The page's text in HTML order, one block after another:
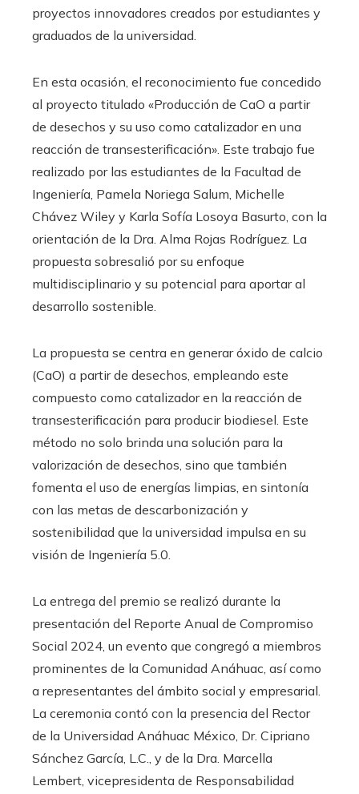
proyectos innovadores creados por estudiantes y
graduados de la universidad.
En esta ocasión, el reconocimiento fue concedido
al proyecto titulado «Producción de CaO a partir
de desechos y su uso como catalizador en una
reacción de transesterificación». Este trabajo fue
realizado por las estudiantes de la Facultad de
Ingeniería, Pamela Noriega Salum, Michelle
Chávez Wiley y Karla Sofía Losoya Basurto, con la
orientación de la Dra. Alma Rojas Rodríguez. La
propuesta sobresalió por su enfoque
multidisciplinario y su potencial para aportar al
desarrollo sostenible.
La propuesta se centra en generar óxido de calcio
(CaO) a partir de desechos, empleando este
compuesto como catalizador en la reacción de
transesterificación para producir biodiesel. Este
método no solo brinda una solución para la
valorización de desechos, sino que también
fomenta el uso de energías limpias, en sintonía
con las metas de descarbonización y
sostenibilidad que la universidad impulsa en su
visión de Ingeniería 5.0.
La entrega del premio se realizó durante la
presentación del Reporte Anual de Compromiso
Social 2024, un evento que congregó a miembros
prominentes de la Comunidad Anáhuac, así como
a representantes del ámbito social y empresarial.
La ceremonia contó con la presencia del Rector
de la Universidad Anáhuac México, Dr. Cipriano
Sánchez García, L.C., y de la Dra. Marcella
Lembert, vicepresidenta de Responsabilidad